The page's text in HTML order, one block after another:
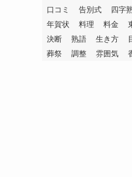
口コミ
告別式 四字
年賀状
料理 料金
決断
熟語 生き方
葬祭
調整 雰囲気